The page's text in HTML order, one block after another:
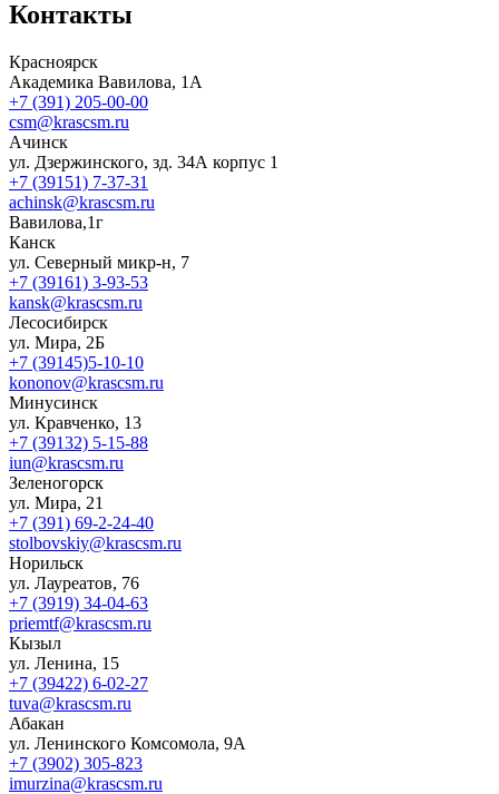
Контакты
Красноярск
Академика Вавилова, 1А
+7 (391) 205-00-00
csm@krascsm.ru
Ачинск
ул. Дзержинского, зд. 34А корпус 1
+7 (39151) 7-37-31
achinsk@krascsm.ru
Вавилова,1г
Канск
ул. Северный микр-н, 7
+7 (39161) 3-93-53
kansk@krascsm.ru
Лесосибирск
ул. Мира, 2Б
+7 (39145)5-10-10
kononov@krascsm.ru
Минусинск
ул. Кравченко, 13
+7 (39132) 5-15-88
iun@krascsm.ru
Зеленогорск
ул. Мира, 21
+7 (391) 69-2-24-40
stolbovskiy@krascsm.ru
Норильск
ул. Лауреатов, 76
+7 (3919) 34-04-63
priemtf@krascsm.ru
Кызыл
ул. Ленина, 15
+7 (39422) 6-02-27
tuva@krascsm.ru
Абакан
ул. Ленинского Комсомола, 9А
+7 (3902) 305-823
imurzina@krascsm.ru